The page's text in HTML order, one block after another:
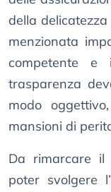
della
menzionata
competente e
trasparenza
modo
mansioni di
Da rimarcare il
poter svolgere